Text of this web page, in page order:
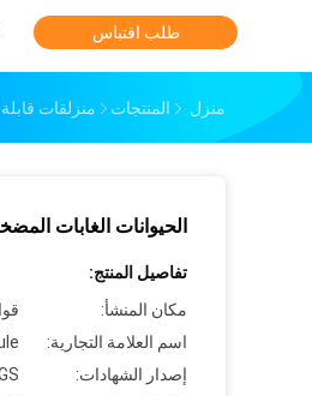
طلب اقتباس
منزل المنتجات منزلقات قابلة
الحيوانات الغابات
تفاصيل المنتج:
مكان المنشأ:
اسم العلامة التجارية:
إصدار الشهادات: